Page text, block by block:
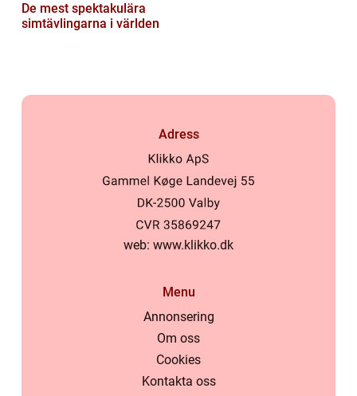
De mest spektakulära
simtävlingarna i världen
Adress
web: www.klikko.dk
Menu
Annonsering
Om oss
Cookies
Kontakta oss